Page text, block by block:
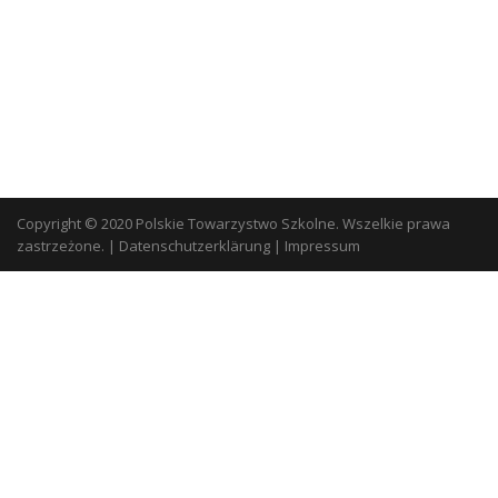
Copyright © 2020 Polskie Towarzystwo Szkolne. Wszelkie prawa
zastrzeżone. | Datenschutzerklärung | Impressum